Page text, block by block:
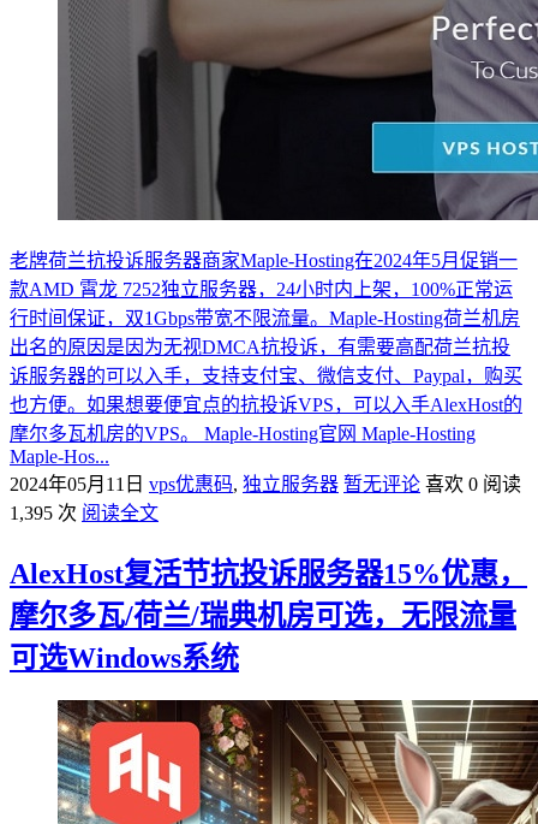
老牌荷兰抗投诉服务器商家Maple-Hosting在2024年5月促销一
款AMD 霄龙 7252独立服务器，24小时内上架，100%正常运
行时间保证，双1Gbps带宽不限流量。Maple-Hosting荷兰机房
出名的原因是因为无视DMCA抗投诉，有需要高配荷兰抗投
诉服务器的可以入手，支持支付宝、微信支付、Paypal，购买
也方便。如果想要便宜点的抗投诉VPS，可以入手AlexHost的
摩尔多瓦机房的VPS。 Maple-Hosting官网 Maple-Hosting
Maple-Hos...
2024年05月11日 vps优惠码, 独立服务器 暂无评论 喜欢 0 阅读
1,395 次 阅读全文
AlexHost复活节抗投诉服务器15%优惠，
摩尔多瓦/荷兰/瑞典机房可选，无限流量
可选Windows系统